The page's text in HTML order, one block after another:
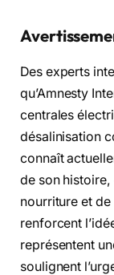
Des experts
qu’Amnesty
centrales
désalinisation
connaît
de son
nourriture et
renforcent
représentent
soulignent